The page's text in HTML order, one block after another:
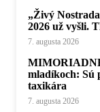
„Živý
2026 už vyšli.
7. augusta 2026
mladíkoch: Sú
taxikára
7. augusta 2026